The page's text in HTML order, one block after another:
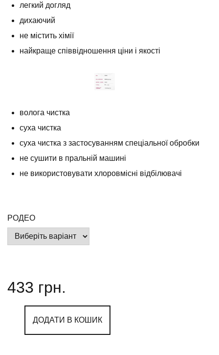
легкий догляд
дихаючий
не містить хімії
найкраще співвідношення ціни і якості
волога чистка
суха чистка
суха чистка з застосуванням спеціальної обробки
не сушити в пральній машині
не використовувати хлоровмісні відбілювачі
РОДЕО
ДОДАТИ В КОШИК
433 грн.